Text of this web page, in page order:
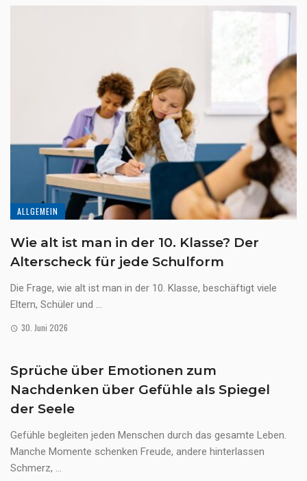
ALLGEMEIN
Wie alt ist man in der 10. Klasse? Der
Alterscheck für jede Schulform
Die Frage, wie alt ist man in der 10. Klasse, beschäftigt viele
Eltern, Schüler und ...
30. Juni 2026
Sprüche über Emotionen zum
Nachdenken über Gefühle als Spiegel
der Seele
Gefühle begleiten jeden Menschen durch das gesamte Leben.
Manche Momente schenken Freude, andere hinterlassen
Schmerz, ...